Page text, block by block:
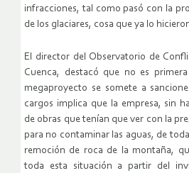
infracciones, tal como pasó con la
de los glaciares, cosa que ya lo
El director del Observatorio de
Cuenca, destacó que no es
megaproyecto se somete a
cargos implica que la empresa, sin
de obras que tenían que ver con la
para no contaminar las aguas, de
remoción de roca de la montaña,
toda esta situación a partir del